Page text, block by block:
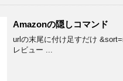
Amazonの隠しコマンド
urlの末尾に付け足すだけ
レビュー ...